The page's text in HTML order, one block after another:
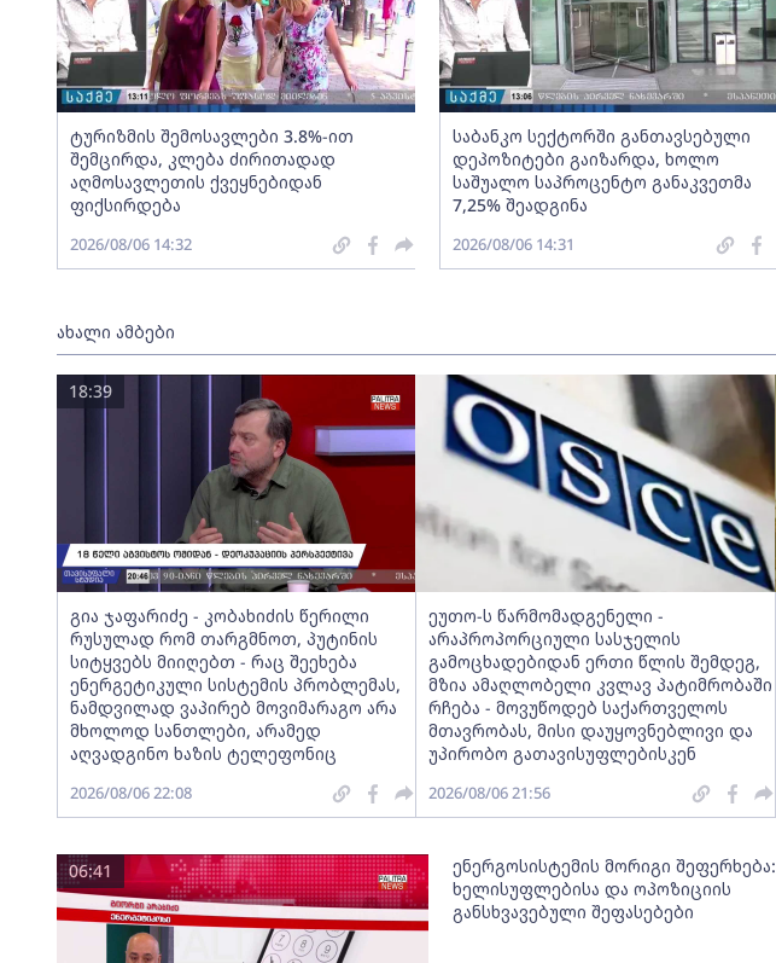
ტურიზმის შემოსავლები 3.8%-ით
შემცირდა, კლება ძირითადად
აღმოსავლეთის ქვეყნებიდან
ფიქსირდება
2026/08/06 14:32
საბანკო სექტორში განთავსებული
დეპოზიტები გაიზარდა, ხოლო
საშუალო საპროცენტო განაკვეთმა
7,25% შეადგინა
2026/08/06 14:31
ახალი ამბები
გია ჯაფარიძე - კობახიძის წერილი
რუსულად რომ თარგმნოთ, პუტინის
სიტყვებს მიიღებთ - რაც შეეხება
ენერგეტიკული სისტემის პრობლემას,
ნამდვილად ვაპირებ მოვიმარაგო არა
მხოლოდ სანთლები, არამედ
აღვადგინო ხაზის ტელეფონიც
18:39
2026/08/06 22:08
ეუთო-ს წარმომადგენელი -
არაპროპორციული სასჯელის
გამოცხადებიდან ერთი წლის შემდეგ,
მზია ამაღლობელი კვლავ პატიმრობაში
რჩება - მოვუწოდებ საქართველოს
მთავრობას, მისი დაუყოვნებლივი და
უპირობო გათავისუფლებისკენ
2026/08/06 21:56
ენერგოსისტემის მორიგი შეფერხება:
ხელისუფლებისა და ოპოზიციის
განსხვავებული შეფასებები
06:41